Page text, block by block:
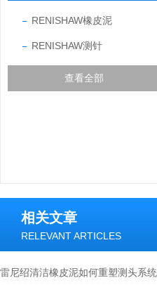
RENISHAW橡皮泥
RENISHAW测针
查看全部
相关文章
RELEVANT ARTICLES